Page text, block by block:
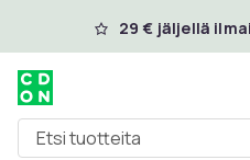
Ohita ja siirry
29 € jäljellä
Etsi tuotteita